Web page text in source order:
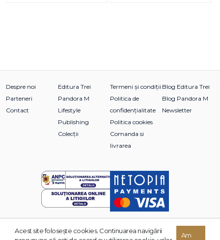
Despre noi
Parteneri
Contact
Editura Trei
Pandora M
Lifestyle
Publishing
Colecții
Termeni și condiții
Politica de
confidențialitate
Politica cookies
Comanda si
livrarea
Blog Editura Trei
Blog Pandora M
Newsletter
© 2026 Grupul Editorial TREI. Toate drepturile rezervate.
Acest site foloseşte cookies. Continuarea navigării
Am